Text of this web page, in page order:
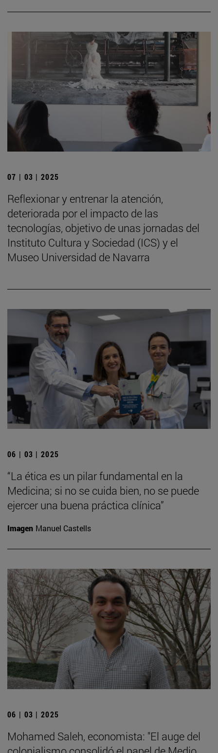
07 | 03 | 2025
Reflexionar y entrenar la atención,
deteriorada por el impacto de las
tecnologías, objetivo de unas jornadas del
Instituto Cultura y Sociedad (ICS) y el
Museo Universidad de Navarra
06 | 03 | 2025
“La ética es un pilar fundamental en la
Medicina; si no se cuida bien, no se puede
ejercer una buena práctica clínica”
Imagen Manuel Castells
06 | 03 | 2025
Mohamed Saleh, economista: "El auge del